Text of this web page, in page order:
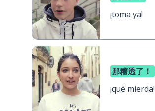
¡toma ya!
那糟透了！
¡qué mierda!